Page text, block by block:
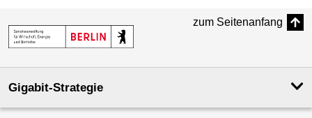
zum Seitenanfang
Gigabit-Strategie